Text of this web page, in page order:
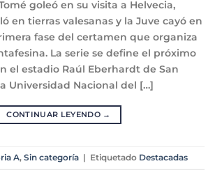
goleó en su visita a Helvecia,
en tierras valesanas y la Juve cayó en
fase del certamen que organiza
La serie se define el próximo
el estadio Raúl Eberhardt de San
Universidad Nacional del […]
CONTINUAR LEYENDO →
A, Sin categoría | Etiquetado Destacadas